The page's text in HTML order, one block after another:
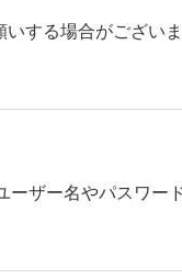
する場合がござい
ーザー名やパスワー